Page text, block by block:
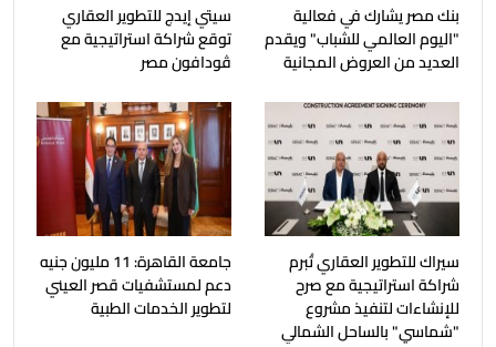
بنك مصر يشارك في فعالية
"اليوم العالمي للشباب" ويقدم
العديد من العروض المجانية
سيتي إيدج للتطوير العقاري
توقع شراكة استراتيجية مع
ڤودافون مصر
سيراك للتطوير العقاري تُبرم
شراكة استراتيجية مع صرح
للإنشاءات لتنفيذ مشروع
"شماسي" بالساحل الشمالي
جامعة القاهرة: 11 مليون جنيه
دعم لمستشفيات قصر العيني
لتطوير الخدمات الطبية